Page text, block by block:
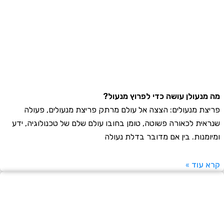
עושה כדי לפרוץ מנעול?
מנעולים: הצצה אל עולם מרתק פריצת מנעולים, פעולה
לכאורה פשוטה, טומן בחובו עולם שלם של טכנולוגיה, ידע
בין אם מדובר בדלת נעולה
»